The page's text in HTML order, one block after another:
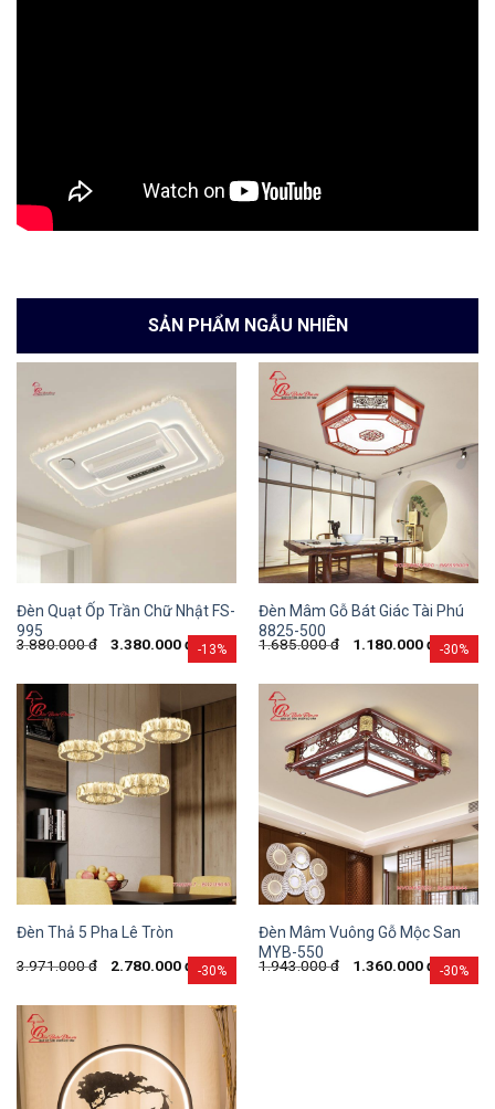
SẢN PHẨM NGẪU NHIÊN
-13%
Đèn Quạt Ốp Trần Chữ Nhật FS-
995
3.880.000đ 3.380.000đ -30%
Đèn Mâm Gỗ Bát Giác Tài Phú
8825-500
1.685.000đ 1.180.000đ
-30%
Đèn Thả 5 Pha Lê Tròn
3.971.000đ 2.780.000đ -30%
Đèn Mâm Vuông Gỗ Mộc San
MYB-550
1.943.000đ 1.360.000đ